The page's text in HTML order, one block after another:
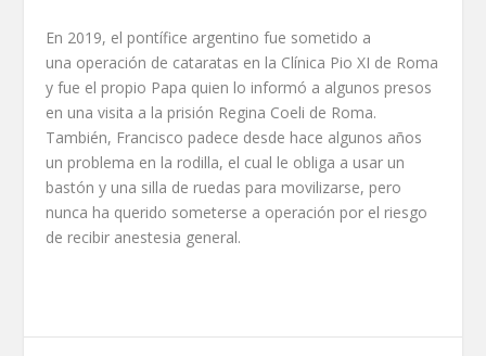
En 2019, el pontífice argentino fue sometido a
una operación de cataratas en la Clínica Pio XI de Roma
y fue el propio Papa quien lo informó a algunos presos
en una visita a la prisión Regina Coeli de Roma.
También, Francisco padece desde hace algunos años
un problema en la rodilla, el cual le obliga a usar un
bastón y una silla de ruedas para movilizarse, pero
nunca ha querido someterse a operación por el riesgo
de recibir anestesia general.